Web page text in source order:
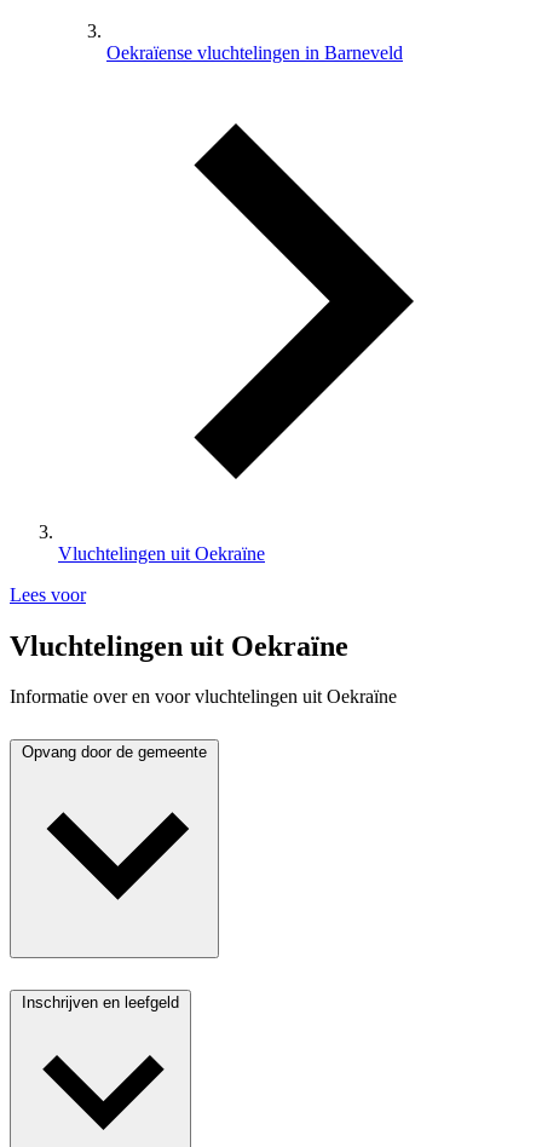
Oekraïense vluchtelingen in Barneveld
Vluchtelingen uit Oekraïne
Lees voor
Vluchtelingen uit Oekraïne
Informatie over en voor vluchtelingen uit Oekraïne
Opvang door de gemeente
Inschrijven en leefgeld